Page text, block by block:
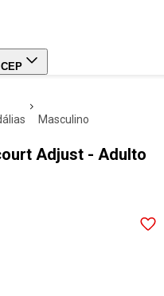
masculino
Adjust - Adulto